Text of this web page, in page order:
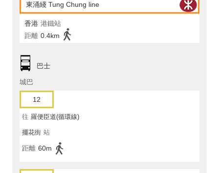
東涌綫 Tung Chung line
香港 港鐵站
距離 0.4km
巴士
城巴
12
往 羅便臣道(循環線)
擺花街 站
距離 60m